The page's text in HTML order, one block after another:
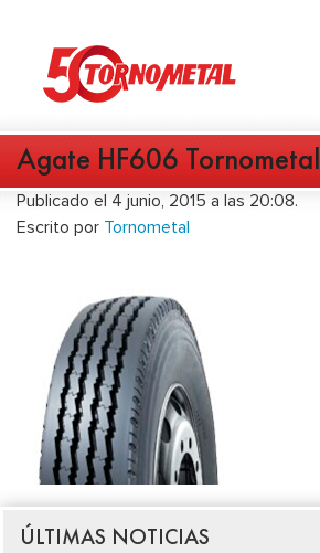
Agate HF606 Tornometal
Publicado el 4 junio, 2015 a las 20:08.
Escrito por Tornometal
ÚLTIMAS NOTICIAS